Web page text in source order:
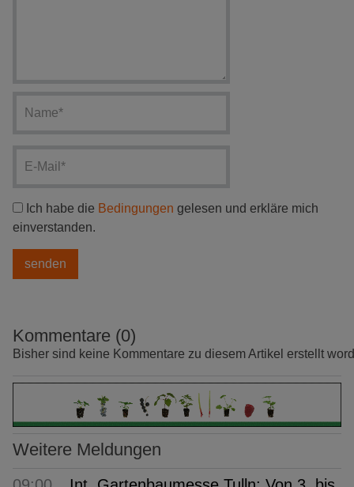
Ich habe die Bedingungen gelesen und erkläre mich
einverstanden.
Kommentare (0)
Bisher sind keine Kommentare zu diesem Artikel erstellt
Weitere Meldungen